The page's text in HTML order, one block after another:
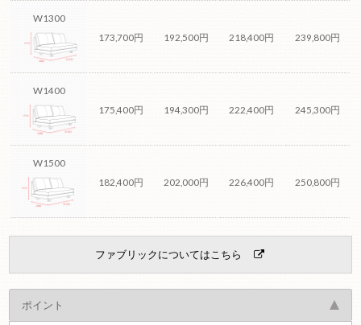
W1300
173,700円
192,500円 218,400円 239,800円
W1400
175,400円
194,300円 222,400円 245,300円
W1500
182,400円
202,000円 226,400円 250,800円
ファブリックについてはこちら
ポイント